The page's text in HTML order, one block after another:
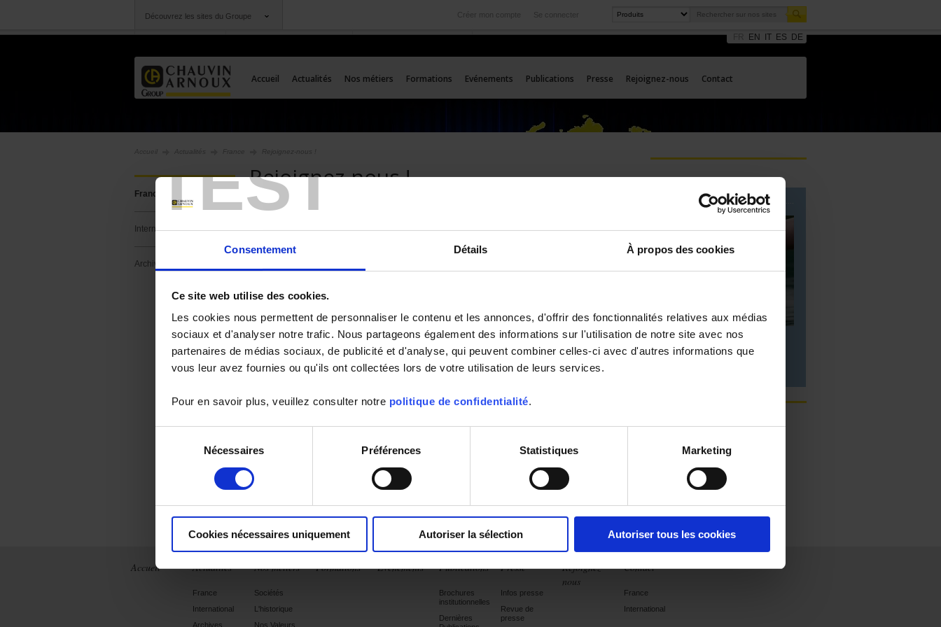
TEST
Consentement Détails À propos des cookies
Ce site web utilise des cookies.
Les cookies nous permettent de personnaliser le contenu et les annonces, d'offrir des fonctionnalités relatives aux médias
sociaux et d'analyser notre trafic. Nous partageons également des informations sur l'utilisation de notre site avec nos
partenaires de médias sociaux, de publicité et d'analyse, qui peuvent combiner celles-ci avec d'autres informations que
vous leur avez fournies ou qu'ils ont collectées lors de votre utilisation de leurs services.
Pour en savoir plus, veuillez consulter notre politique de confidentialité.
consentement
Nécessaires Préférences Statistiques Marketing
Cookies nécessaires uniquement Autoriser la sélection Autoriser tous les cookies
Découvrez les sites du Groupe Se connecter
Créer mon compte
Chauvin Arnoux
Une offre à votre service
Nos filiales à l'étranger
EN IT ES DE
Accueil Actualités Nos métiers Formations Evénements Publications Presse Rejoignez-nous Contact
Actualités France Rejoignez-nous !
France
International
Archives
Rejoignez-nous !
Vous recherchez un stage, une alternance ou un emploi !
Vous recherchez un stage, une alternance ou un emploi ! Rejoignez nos équipes au sein
du Groupe Chauvin Arnoux et ses 6 sociétés métier,
Nos expertises
Mesures d'environnement ou
physiques
Les dernières publications
Sélection
laboratoire 2026
Accueil Actualités
France
International
Archives
Nos métiers
Sociétés
L'historique
Nos Valeurs
Formations Evénements Publications
Brochures
institutionnelles
Dernières
Presse
Infos presse
Revue de
presse
Rejoignez-
nous
Contact
France
International